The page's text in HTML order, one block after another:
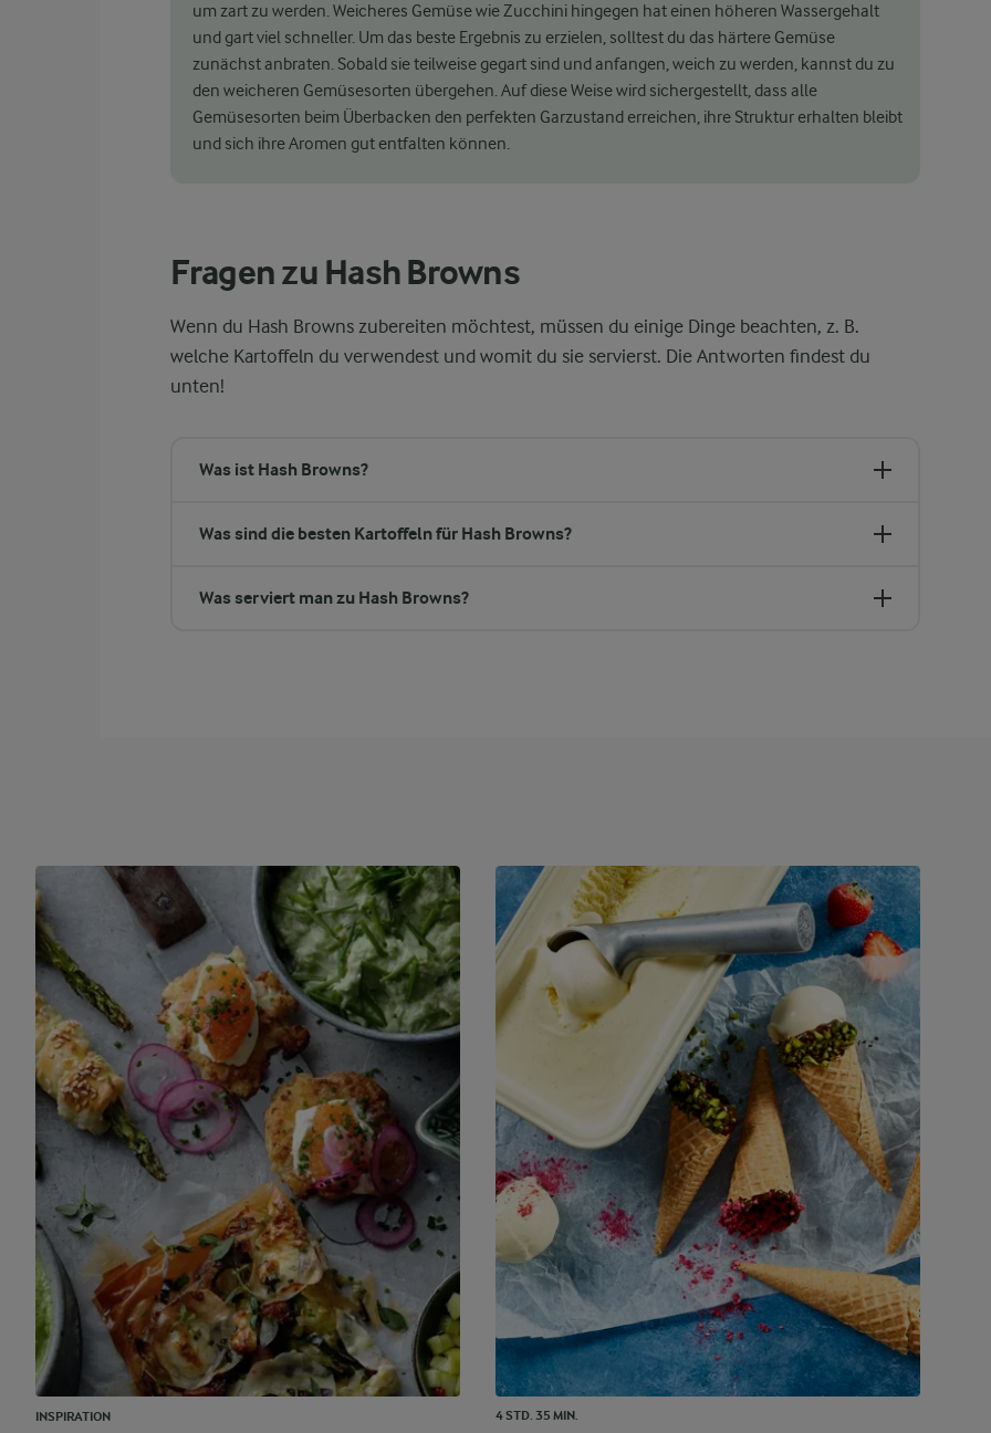
um zart zu werden. Weicheres Gemüse wie Zucchini hingegen hat einen höheren Wassergehalt
und gart viel schneller. Um das beste Ergebnis zu erzielen, solltest du das härtere Gemüse
zunächst anbraten. Sobald sie teilweise gegart sind und anfangen, weich zu werden, kannst du zu
den weicheren Gemüsesorten übergehen. Auf diese Weise wird sichergestellt, dass alle
Gemüsesorten beim Überbacken den perfekten Garzustand erreichen, ihre Struktur erhalten bleibt
und sich ihre Aromen gut entfalten können.
Fragen zu Hash Browns
Wenn du Hash Browns zubereiten möchtest, müssen du einige Dinge beachten, z. B.
welche Kartoffeln du verwendest und womit du sie servierst. Die Antworten findest du
unten!
Was ist Hash Browns?
Was sind die besten Kartoffeln für Hash Browns?
Was serviert man zu Hash Browns?
INSPIRATION 4 STD. 35 MIN.